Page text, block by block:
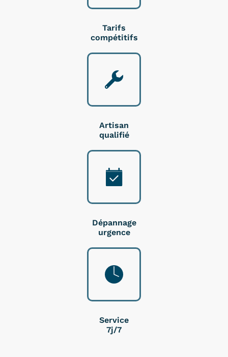
Tarifs
compétitifs
Artisan
qualifié
Dépannage
urgence
Service
7j/7